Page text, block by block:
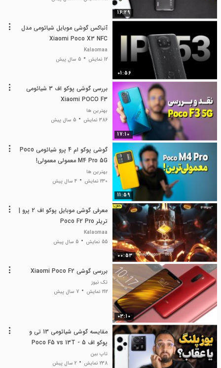
16:29
01:56
آنباکس گوشی موبایل شیائومی مدل
Xiaomi Poco X3 NFC
Kalaomaa
12 نمایش
5 سال پیش
17:10
بررسی گوشی پوکو اف 3 شیائومی
Xiaomi POCO F3
بهترین ها
386 نمایش
5 سال پیش
11:59
گوشی پوکو ام 4 پرو شیائومی Poco
M4 Pro 5G معمولی معمولی!
بهترین ها
230 نمایش
4 سال پیش
00:53
معرفی گوشی موبایل پوکو اف 2 پرو |
تریلر Poco F2 Pro
Kalaomaa
55 نمایش
5 سال پیش
03:10
بررسی گوشی Xiaomi Poco F2
تک نیوز
212 نمایش
7 سال پیش
مقایسه گوشی شیائومی 13 تی و
پوکو اف 5 - Poco F5 vs 13T
تاپ بین
238 نمایش
2 سال پیش